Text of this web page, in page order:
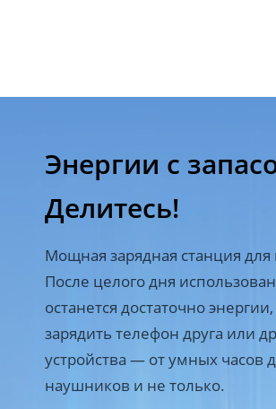
Мощная зарядная станция для
После целого дня
останется достаточно
зарядить телефон друга или
устройства — от умных часов
наушников и не только.
Энергии с
Делитесь!